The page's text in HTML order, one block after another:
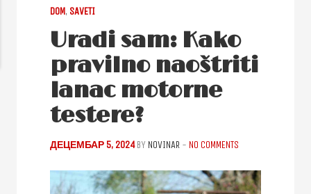
DOM, SAVETI
Uradi sam: Kako
pravilno naoštriti
lanac motorne
testere?
ДЕЦЕМБАР 5, 2024BY NOVINAR - NO COMMENTS